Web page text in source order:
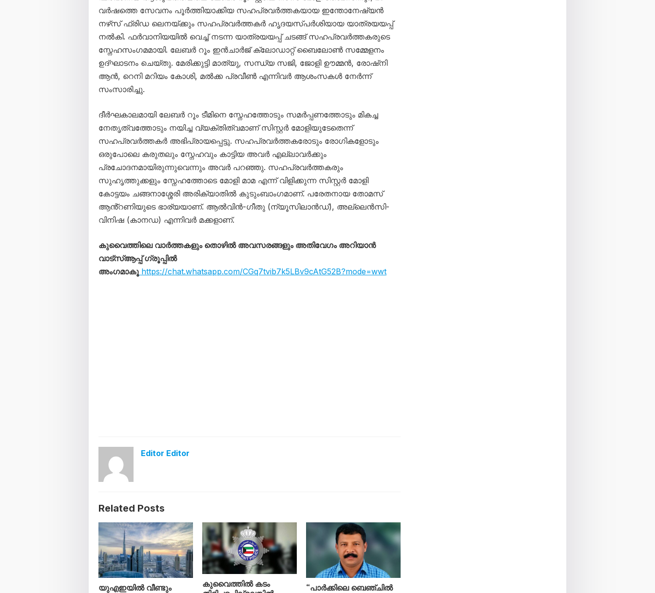
വർഷത്തെ സേവനം പൂർത്തിയാക്കിയ സഹപ്രവർത്തകയായ ഇന്തോനേഷ്യൻ
നഴ്‌സ് ഫ്രിഡ ലെനയ്ക്കും സഹപ്രവർത്തകർ ഹൃദയസ്പർശിയായ യാത്രയയപ്പ്
നൽകി. ഫർവാനിയയിൽ വെച്ച് നടന്ന യാത്രയയപ്പ് ചടങ്ങ് സഹപ്രവർത്തകരുടെ
സ്നേഹസംഗമമായി. ലേബർ റൂം ഇൻചാർജ് ക്ലോഡാറ്റ് ബൈലോൺ സമ്മേളനം
ഉദ്ഘാടനം ചെയ്തു. മേരിക്കുട്ടി മാത്യു, സന്ധ്യ സജി, ജോളി ഊമ്മൻ, രോഷ്നി
ആൻ, റെനി മറിയം കോശി, മൽക്ക പ്രവീൺ എന്നിവർ ആശംസകൾ നേർന്ന്
സംസാരിച്ചു.
ദീർഘകാലമായി ലേബർ റൂം ടീമിനെ സ്നേഹത്തോടും സമർപ്പണത്തോടും മികച്ച
നേതൃത്വത്തോടും നയിച്ച വ്യക്തിത്വമാണ് സിസ്റ്റർ മോളിയുടേതെന്ന്
സഹപ്രവർത്തകർ അഭിപ്രായപ്പെട്ടു. സഹപ്രവർത്തകരോടും രോഗികളോടും
ഒരുപോലെ കരുതലും സ്നേഹവും കാട്ടിയ അവർ എല്ലാവർക്കും
പ്രചോദനമായിരുന്നുവെന്നും അവർ പറഞ്ഞു. സഹപ്രവർത്തകരും
സുഹൃത്തുക്കളും സ്നേഹത്തോടെ മോളി മാമ എന്ന് വിളിക്കുന്ന സിസ്റ്റർ മോളി
കോട്ടയം ചങ്ങനാശ്ശേരി അരിക്യാതിൽ കുടുംബാംഗമാണ്. പരേതനായ തോമസ്
ആൻ്റണിയുടെ ഭാര്യയാണ്. ആൽവിൻ-ഗീതു (ന്യൂസിലാൻഡ്), അല്ലെൻസി-
വിനിഷ (കാനഡ) എന്നിവർ മക്കളാണ്.
കുവൈത്തിലെ വാർത്തകളും തൊഴിൽ അവസരങ്ങളും അതിവേഗം അറിയാൻ
വാട്സ്ആപ്പ് ഗ്രൂപ്പിൽ
അംഗമാകൂ https://chat.whatsapp.com/CGq7tvib7k5LBv9cAtG52B?mode=wwt
Editor Editor
Related Posts
യുഎഇയിൽ വീണ്ടും
കുവൈത്തിൽ കടം
“പാർക്കിലെ ബെഞ്ചിൽ